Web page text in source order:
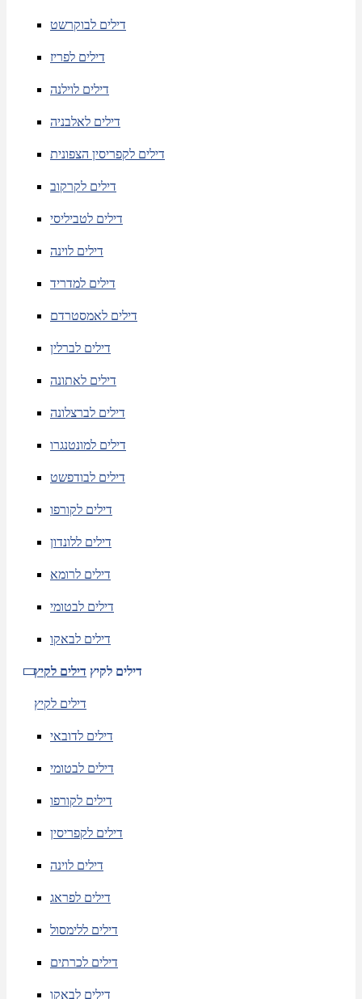
דילים לבוקרשט
דילים לפריז
דילים לוילנה
דילים לאלבניה
דילים לקפריסין הצפונית
דילים לקרקוב
דילים לטביליסי
דילים לוינה
דילים למדריד
דילים לאמסטרדם
דילים לברלין
דילים לאתונה
דילים לברצלונה
דילים למונטנגרו
דילים לבודפשט
דילים לקורפו
דילים ללונדון
דילים לרומא
דילים לבטומי
דילים לבאקו
דילים לקיץ דילים לקיץ
דילים לקיץ
דילים לדובאי
דילים לבטומי
דילים לקורפו
דילים לקפריסין
דילים לוינה
דילים לפראג
דילים ללימסול
דילים לכרתים
דילים לבאקו